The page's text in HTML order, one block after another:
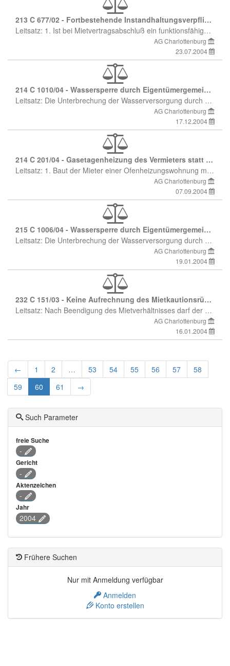
213 C 677/02 - Fortbestehende Instandhaltungsverpflichtung für Gemeinschaftsantennen nach Einführung des terrestrischen digitalen Fernsehens; Mietmängel; Mietminderung
Leitsatz: 1. Ist bei Mietvertragsabschluß ein funktionsfähiger Antennenanschluß vorhanden, hat der Vermieter die Antennenanlage auch nach Umstellung auf terrestrisches Digitalfernsehen so zu unterhalten, daß dem Mieter mittels auf eigene Kosten angeschaffter Set-Top-Box und über die in der Wohnung vorhandene Antennenbuchse ein störungsfreier Empfang möglich ist. 2. Können aufgrund einer vom Vermieter zu vertretenden Minderleistung der Gemeinschaftsantenne rund die Hälfte aller im Sendebereich ausgestrahlten Programme nicht oder nur in Minderqualität empfangen werden, ist eine Mietminderung um 2 % gerechtfertigt.
AG Charlottenburg
23.07.2004
214 C 1010/04 - Wassersperre durch Eigentümergemeinschaft
Leitsatz: Die Unterbrechung der Wasserversorgung durch die Wohnungseigentümergemeinschaft, weil der Wohnungseigentümer seinen Wohngeldanteil nicht an die Gemeinschaft gezahlt hat, stellt gegenüber dem Mieter der Eigentumswohnung eine verbotene Eigenmacht dar, gegen die dieser im Wege der einstweiligen Verfügung vorgehen kann.
AG Charlottenburg
17.12.2004
214 C 201/04 - Gasetagenheizung des Vermieters statt der Gasetagenheizung des Mieters
Leitsatz: 1. Baut der Mieter einer Ofenheizungswohnung mit Zustimmung des Vermieters eine Gasetagenheizung auf seine Kosten ein, gilt die Wohnung für eine spätere Modernisierungsmaßnahme des Vermieters als Ofenheizungswohnung. 2. Investitionen des Mieters können nur dann berücksichtigt werden und Modernisierungsmaßnahmen des Vermieters (hier: Einbau einer Gasetagenheizung) verhindern, wenn sie noch nicht "abgewohnt" sind.
AG Charlottenburg
07.09.2004
215 C 1006/04 - Wassersperre durch Eigentümergemeinschaft
Leitsatz: Die Unterbrechung der Wasserversorgung durch die Wohnungseigentümergemeinschaft, weil der Wohnungseigentümer seinen Wohngeldanteil nicht an die Gemeinschaft gezahlt hat, stellt gegenüber dem Mieter der Eigentumswohnung eine verbotene Eigenmacht dar, gegen die dieser im Wege der einstweiligen Verfügung vorgehen kann.
AG Charlottenburg
19.01.2004
232 C 151/03 - Keine Aufrechnung des Mietkautionsrückzahlungsanspruchs gegenüber Zwangsverwalter
Leitsatz: Nach Beendigung des Mietverhältnisses darf der Mieter gegen einen Zahlungsanspruch des Zwangsverwalters auf Miete oder Nutzungsentschädigung nicht mit einem Kautionsrückzahlungsanspruch aufrechnen.
AG Charlottenburg
16.01.2004
← 1 2 … 53 54 55 56 57
58
59
60 61 →
Such Parameter
freie Suche
-
Gericht
-
Aktenzeichen
-
Jahr
2004
Frühere Suchen
Nur mit Anmeldung verfügbar
Anmelden
Konto erstellen